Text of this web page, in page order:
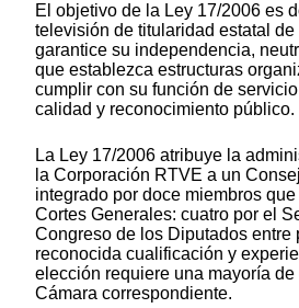
El objetivo de la Ley 17/2006 es
televisión de titularidad estatal
garantice su independencia,
que establezca estructuras
cumplir con su función de
calidad y reconocimiento público.
La Ley 17/2006 atribuye la
la Corporación RTVE a un
integrado por doce miembros
Cortes Generales: cuatro por el
Congreso de los Diputados entre
reconocida cualificación y
elección requiere una mayoría
Cámara correspondiente.